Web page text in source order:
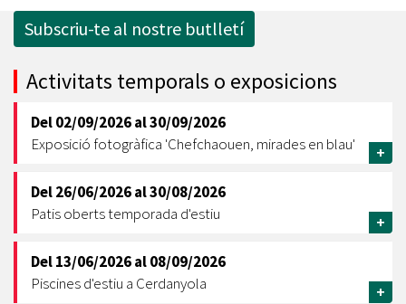
Subscriu-te al nostre butlletí
Activitats temporals o exposicions
Del02/09/2026al30/09/2026
Exposició fotogràfica 'Chefchaouen, mirades en blau'
+
Del26/06/2026al30/08/2026
Patis oberts temporada d'estiu
+
Del13/06/2026al08/09/2026
Piscines d'estiu a Cerdanyola
+